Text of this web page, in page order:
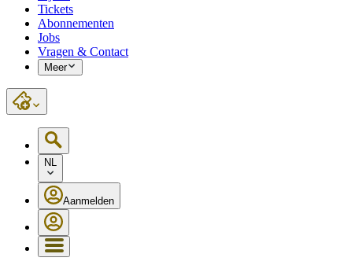
Tickets
Abonnementen
Jobs
Vragen & Contact
Meer
NL
Aanmelden